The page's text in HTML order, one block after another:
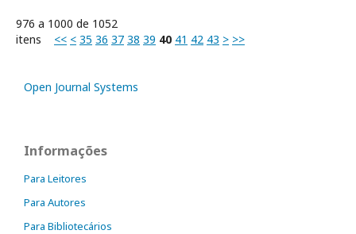
976 a 1000 de 1052
itens << < 35 36 37 38 39 40 41 42 43 > >>
Open Journal Systems
Informações
Para Leitores
Para Autores
Para Bibliotecários